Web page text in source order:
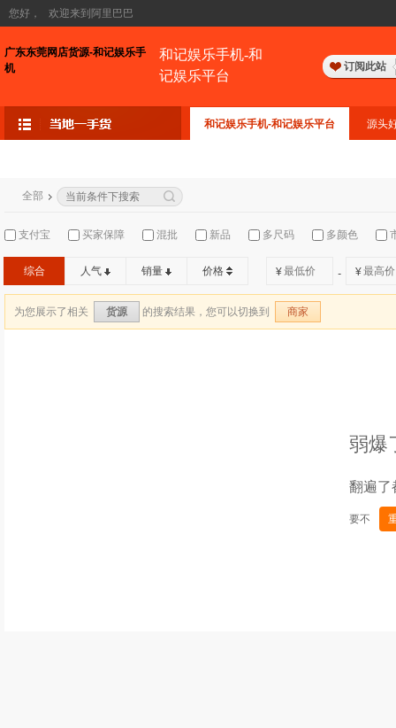
您好， 欢迎来到阿里巴巴
广东东莞网店货源-和记娱乐手
机
和记娱乐手机-和
记娱乐平台
订阅此站
和记娱乐手机-和记娱乐平台 源头
全部
支付宝 买家保障 混批 新品 多尺码 多颜色
综合 人气 销量 价格 ¥ - ¥
为您展示了相关 货源 的搜索结果，您可以切换到 商家
弱爆
翻遍了
要不